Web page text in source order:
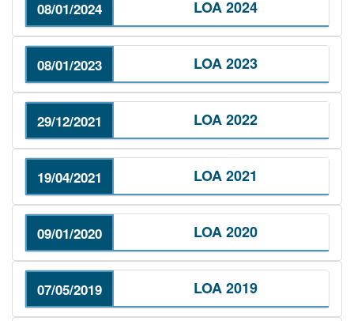
08/01/2024 LOA 2024
08/01/2023 LOA 2023
29/12/2021 LOA 2022
19/04/2021 LOA 2021
09/01/2020 LOA 2020
07/05/2019 LOA 2019